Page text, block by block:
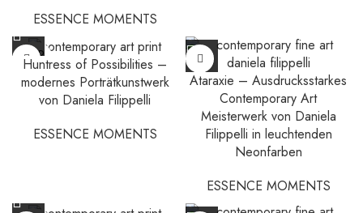
ESSENCE MOMENTS
SOLD
OUT
Huntress of Possibilities –
modernes Porträtkunstwerk
von Daniela Filippelli
ESSENCE MOMENTS
Ataraxie – Ausdrucksstarkes
Contemporary Art
Meisterwerk von Daniela
Filippelli in leuchtenden
Neonfarben
ESSENCE MOMENTS